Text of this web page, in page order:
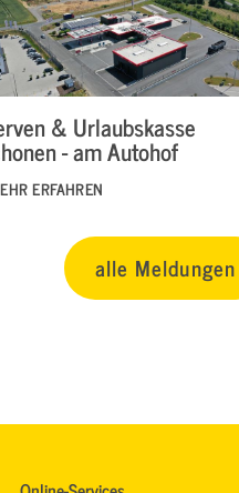
& Urlaubskasse
- am Autohof
ERFAHREN
alle Meldungen